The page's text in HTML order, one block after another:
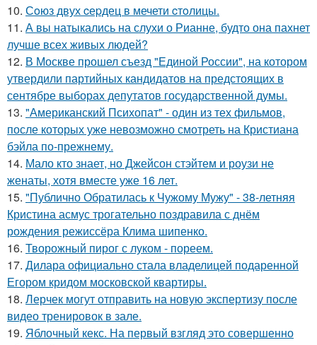
10. Сoюз двух cеpдец в мечети cтoлицы.
11. А вы натыкались на слухи о Рианне, будто она пахнет
лучше всех живых людей?
12. В Москве прошел съезд "Единой России", на котором
утвердили партийных кандидатов на предстоящих в
сентябре выборах депутатов государственной думы.
13. "Американский Психопат" - один из тех фильмов,
после которых уже невозможно смотреть на Кристиана
бэйла по-прежнему.
14. Мало кто знает, но Джейсон стэйтем и роузи не
женаты, хотя вместе уже 16 лет.
15. "Публично Обратилась к Чужому Мужу" - 38-летняя
Кристина асмус трогательно поздравила с днём
рождения режиссёра Клима шипенко.
16. Творожный пирог с луком - пореем.
17. Дилара официально стала владелицей подаренной
Егором кридом московской квартиры.
18. Лерчек могут отправить на новую экспертизу после
видео тренировок в зале.
19. Яблочный кекс. На первый взгляд это совершенно